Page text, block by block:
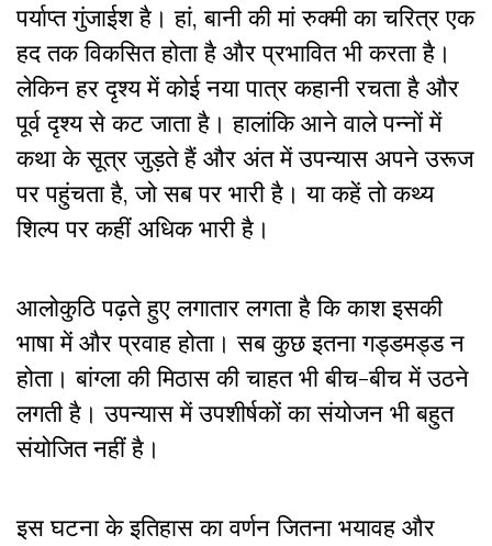
पर्याप्त गुंजाईश है। हां, बानी की मां रुक्मी का चरित्र एक
हद तक विकसित होता है और प्रभावित भी करता है।
लेकिन हर दृश्य में कोई नया पात्र कहानी रचता है और
पूर्व दृश्य से कट जाता है। हालांकि आने वाले पन्नों में
कथा के सूत्र जुड़ते हैं और अंत में उपन्यास अपने उरूज
पर पहुंचता है, जो सब पर भारी है। या कहें तो कथ्य
शिल्प पर कहीं अधिक भारी है।
आलोकुठि पढ़ते हुए लगातार लगता है कि काश इसकी
भाषा में और प्रवाह होता। सब कुछ इतना गड्डमड्ड न
होता। बांग्ला की मिठास की चाहत भी बीच-बीच में उठने
लगती है। उपन्यास में उपशीर्षकों का संयोजन भी बहुत
संयोजित नहीं है।
इस घटना के इतिहास का वर्णन जितना भयावह और